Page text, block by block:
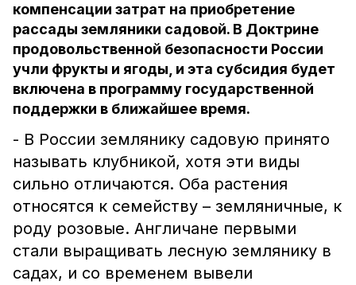
компенсации затрат на приобретение
рассады земляники садовой. В Доктрине
продовольственной безопасности России
учли фрукты и ягоды, и эта субсидия будет
включена в программу государственной
поддержки в ближайшее время.
- В России землянику садовую принято
называть клубникой, хотя эти виды
сильно отличаются. Оба растения
относятся к семейству – земляничные, к
роду розовые. Англичане первыми
стали выращивать лесную землянику в
садах, и со временем вывели